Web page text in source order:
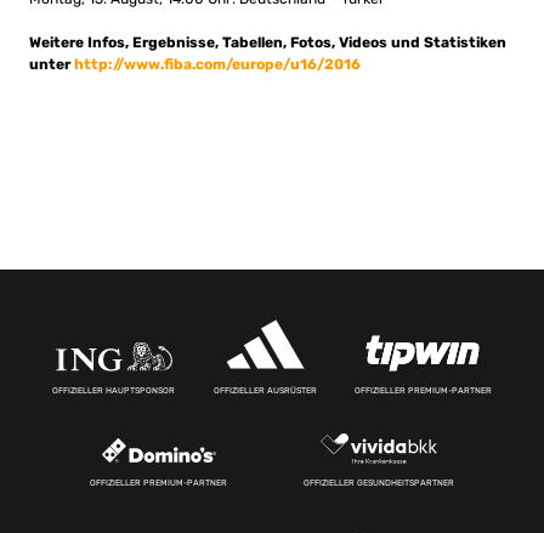
Weitere Infos, Ergebnisse, Tabellen, Fotos, Videos und Statistiken
unterhttp://www.fiba.com/europe/u16/2016
OFFIZIELLER HAUPTSPONSOR OFFIZIELLER AUSRÜSTER OFFIZIELLER PREMIUM-PARTNER
OFFIZIELLER PREMIUM-PARTNER OFFIZIELLER GESUNDHEITSPARTNER